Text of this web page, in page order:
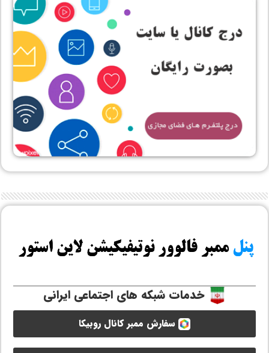
خدمات شبکه های اجتماعی ایرانی
سفارش ممبر کانال روبیکا